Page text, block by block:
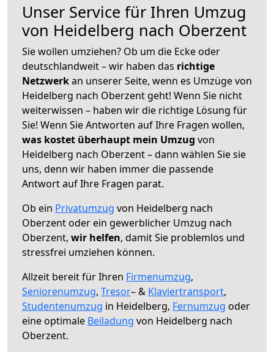
Unser Service für Ihren Umzug
von Heidelberg nach Oberzent
Sie wollen umziehen? Ob um die Ecke oder
deutschlandweit – wir haben das richtige
Netzwerkan unserer Seite, wenn es Umzüge von
Heidelberg nach Oberzent geht! Wenn Sie nicht
weiterwissen – haben wir die richtige Lösung für
Sie! Wenn Sie Antworten auf Ihre Fragen wollen,
was kostet überhaupt mein Umzug von
Heidelberg nach Oberzent – dann wählen Sie sie
uns, denn wir haben immer die passende
Antwort auf Ihre Fragen parat.
Ob ein Privatumzug von Heidelberg nach
Oberzent oder ein gewerblicher Umzug nach
Oberzent, wir helfen, damit Sie problemlos und
stressfrei umziehen können.
Allzeit bereit für Ihren Firmenumzug,
Seniorenumzug, Tresor– & Klaviertransport,
Studentenumzug in Heidelberg, Fernumzug oder
eine optimale Beiladung von Heidelberg nach
Oberzent.